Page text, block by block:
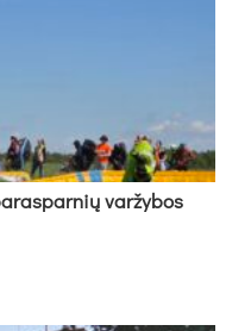
var­žy­bos